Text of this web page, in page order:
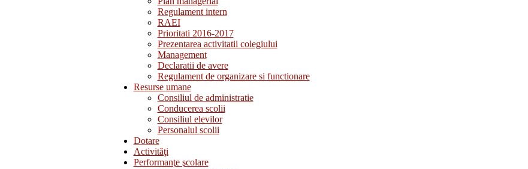
Regulament intern
RAEI
Prioritati 2016-2017
Prezentarea activitatii colegiului
Management
Declaratii de avere
Regulament de organizare si functionare
Resurse umane
Consiliul de administratie
Conducerea scolii
Consiliul elevilor
Personalul scolii
Dotare
Activităţi
Performanţe şcolare